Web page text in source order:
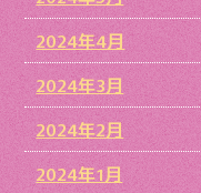
2024年4月
2024年3月
2024年2月
2024年1月